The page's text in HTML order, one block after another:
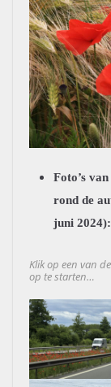
Foto’s
rond de
juni 2024):
Klik op een van
op te starten…